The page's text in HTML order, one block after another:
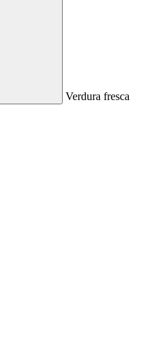
Verdura fresca